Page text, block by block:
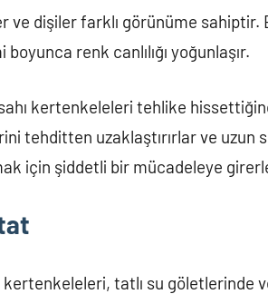
ve dişiler farklı görünüme
boyunca renk canlılığı yoğunlaşır.
kertenkeleleri tehlike
tehditten uzaklaştırırlar ve uzun
için şiddetli bir mücadeleye
tatlı su göletlerinde